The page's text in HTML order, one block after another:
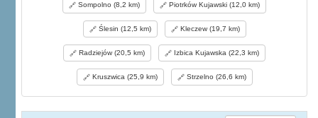
Sompolno (8,2 km) Piotrków Kujawski (12,0 km)
Ślesin (12,5 km) Kleczew (19,7 km)
Radziejów (20,5 km) Izbica Kujawska (22,3 km)
Kruszwica (25,9 km) Strzelno (26,6 km)